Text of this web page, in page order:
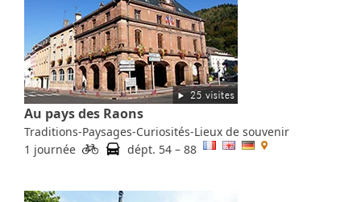
Au pays des Raons
Traditions-Paysages-Curiosités-Lieux de souvenir
1 journée
dépt. 54 – 88